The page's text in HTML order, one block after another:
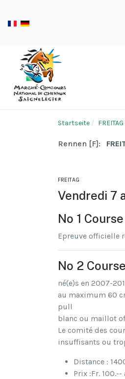
Startseite FREITAG
Rennen [F]:
FREITAG
Vendredi 7
No 1
Epreuve officielle
No 2
né(e)s en 2007-
au maximum 60
pull
blanc ou maillot
Le comité des
insuffisants ou
Distance :
Prix :Fr.